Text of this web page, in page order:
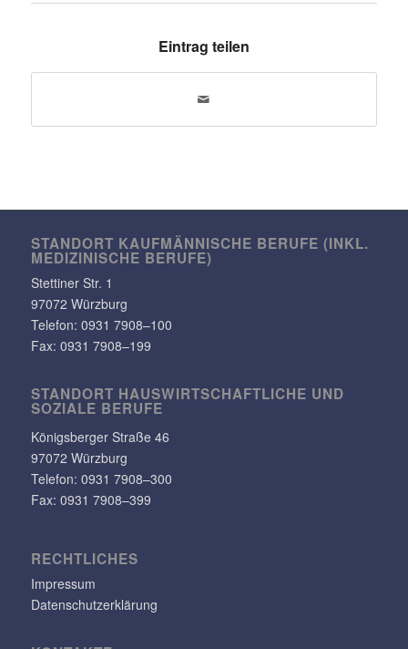
Eintrag teilen
STANDORT KAUF­MÄN­NI­SCHE BERUFE (INKL.
MEDI­ZI­NI­SCHE BERUFE)
Stet­tiner Str. 1
97072 Würzburg
Telefon: 0931 7908–100
Fax: 0931 7908–199
STANDORT HAUS­WIRT­SCHAFT­LICHE UND
SOZIALE BERUFE
Königs­berger Straße 46
97072 Würzburg
Telefon: 0931 7908–300
Fax: 0931 7908–399
RECHT­LI­CHES
Impressum
Datenschutzerklärung